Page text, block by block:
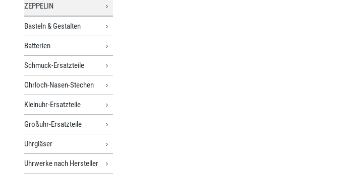
ZEPPELIN
Basteln & Gestalten
Batterien
Schmuck-Ersatzteile
Ohrloch-Nasen-Stechen
Kleinuhr-Ersatzteile
Großuhr-Ersatzteile
Uhrgläser
Uhrwerke nach Hersteller